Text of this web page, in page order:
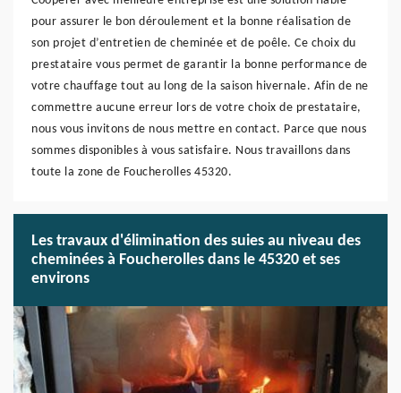
pour assurer le bon déroulement et la bonne réalisation de
son projet d’entretien de cheminée et de poêle. Ce choix du
prestataire vous permet de garantir la bonne performance de
votre chauffage tout au long de la saison hivernale. Afin de ne
commettre aucune erreur lors de votre choix de prestataire,
nous vous invitons de nous mettre en contact. Parce que nous
sommes disponibles à vous satisfaire. Nous travaillons dans
toute la zone de Foucherolles 45320.
Les travaux d'élimination des suies au niveau des
cheminées à Foucherolles dans le 45320 et ses
environs